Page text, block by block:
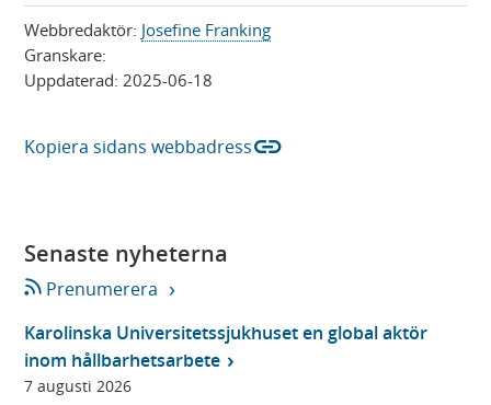
p
Webbredaktör: Josefine Franking
Granskare:
Uppdaterad: 2025-06-18
Kopiera sidans webbadresslink
Senaste nyheterna
Prenumerera
Karolinska Universitetssjukhuset en global aktör
inom hållbarhetsarbete
7 augusti 2026